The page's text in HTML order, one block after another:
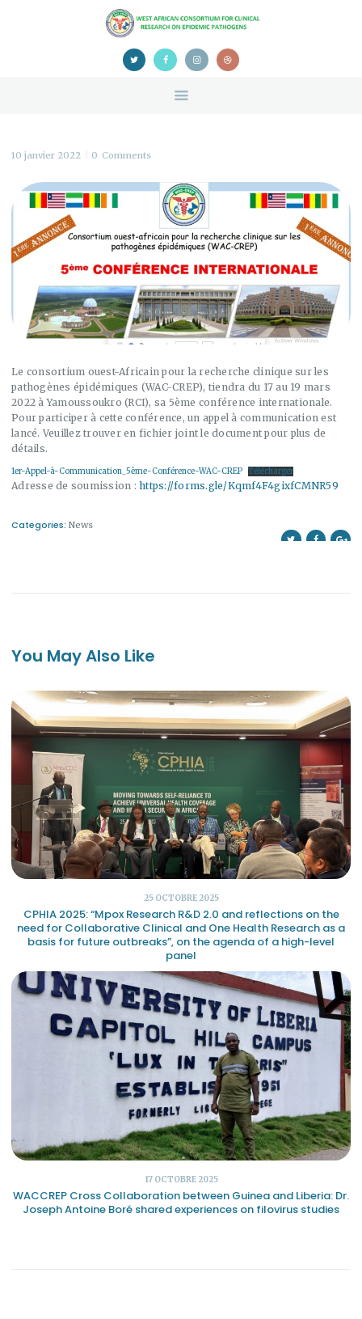
HOME
ABOUT US
CONFERENCE
CERTIFICATION
10 janvier 2022 0 Comments
Le consortium ouest-Africain pour la recherche clinique sur les
pathogènes épidémiques (WAC-CREP), tiendra du 17 au 19 mars
2022 à Yamoussoukro (RCI), sa 5ème conférence internationale.
Pour participer à cette conférence, un appel à communication est
lancé. Veuillez trouver en fichier joint le document pour plus de
détails.
1er-Appel-à-Communication_5ème-Conférence-WAC-CREP Télécharger
Adresse de soumission : https://forms.gle/Kqmf4F4gixfCMNR59
Categories: News
You May Also Like
25 OCTOBRE 2025
CPHIA 2025: “Mpox Research R&D 2.0 and reflections on the
need for Collaborative Clinical and One Health Research as a
basis for future outbreaks”, on the agenda of a high-level
panel
17 OCTOBRE 2025
WACCREP Cross Collaboration between Guinea and Liberia: Dr.
Joseph Antoine Boré shared experiences on filovirus studies